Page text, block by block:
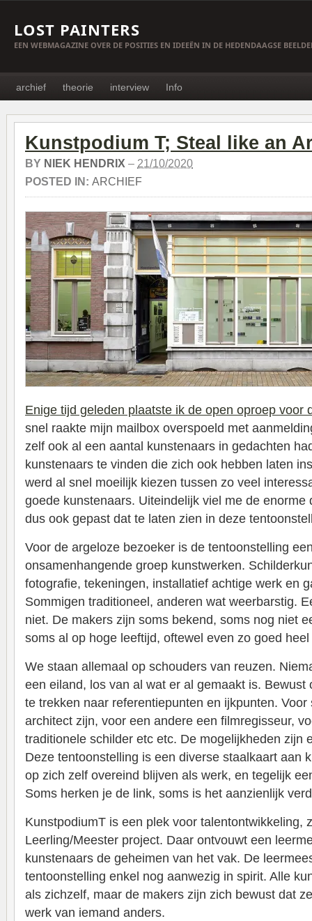
LOST PAINTERS
EEN WEBMAGAZINE OVER DE POSITIES EN IDEEËN IN DE HEDENDAAGSE
archief theorie interview Info
Kunstpodium T; Steal like an
BY NIEK HENDRIX – 21/10/2020
POSTED IN: ARCHIEF
Enige tijd geleden plaatste ik de open oproep voor
snel raakte mijn mailbox overspoeld met
zelf ook al een aantal kunstenaars in gedachten
kunstenaars te vinden die zich ook hebben laten
werd al snel moeilijk kiezen tussen zo veel
goede kunstenaars. Uiteindelijk viel me de enorme
dus ook gepast dat te laten zien in deze
Voor de argeloze bezoeker is de tentoonstelling
onsamenhangende groep kunstwerken.
fotografie, tekeningen, installatief achtige werk en
Sommigen traditioneel, anderen wat weerbarstig.
niet. De makers zijn soms bekend, soms nog niet
soms al op hoge leeftijd, oftewel even zo goed
We staan allemaal op schouders van reuzen.
een eiland, los van al wat er al gemaakt is. Bewust
te trekken naar referentiepunten en ijkpunten.
architect zijn, voor een andere een filmregisseur,
traditionele schilder etc etc. De mogelijkheden zijn
Deze tentoonstelling is een diverse staalkaart aan
op zich zelf overeind blijven als werk, en tegelijk
Soms herken je de link, soms is het aanzienlijk
KunstpodiumT is een plek voor talentontwikkeling,
Leerling/Meester project. Daar ontvouwt een
kunstenaars de geheimen van het vak. De
tentoonstelling enkel nog aanwezig in spirit. Alle
als zichzelf, maar de makers zijn zich bewust dat
werk van iemand anders.